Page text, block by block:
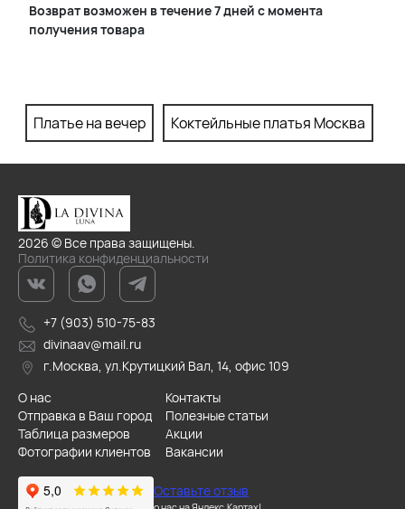
Возврат возможен в течение 7 дней с момента
получения товара
Платье на вечер Коктейльные платья Москва
2026 © Все права защищены.
Политика конфиденциальности
+7 (903) 510-75-83
divinaav@mail.ru
г.Москва, ул.Крутицкий Вал, 14, офис 109
О нас
Контакты
Отправка в Ваш город
Полезные статьи
Таблица размеров
Акции
Фотографии клиентов
Вакансии
Оставьте отзыв